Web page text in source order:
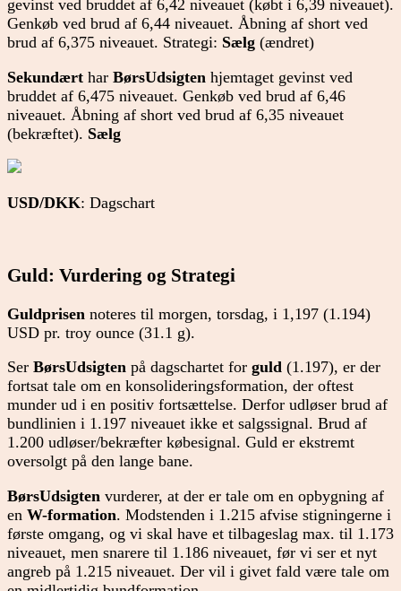
gevinst ved bruddet af 6,42 niveauet (købt i 6,39 niveauet).
Genkøb ved brud af 6,44 niveauet. Åbning af short ved
brud af 6,375 niveauet. Strategi: Sælg (ændret)
Sekundært har BørsUdsigten hjemtaget gevinst ved
bruddet af 6,475 niveauet. Genkøb ved brud af 6,46
niveauet. Åbning af short ved brud af 6,35 niveauet
(bekræftet). Sælg
USD/DKK: Dagschart
Guld: Vurdering og Strategi
Guldprisen noteres til morgen, torsdag, i 1,197 (1.194)
USD pr. troy ounce (31.1 g).
Ser BørsUdsigten på dagschartet for guld (1.197), er der
fortsat tale om en konsolideringsformation, der oftest
munder ud i en positiv fortsættelse. Derfor udløser brud af
bundlinien i 1.197 niveauet ikke et salgssignal. Brud af
1.200 udløser/bekræfter købesignal. Guld er ekstremt
oversolgt på den lange bane.
BørsUdsigten vurderer, at der er tale om en opbygning af
en W-formation. Modstenden i 1.215 afvise stigningerne i
første omgang, og vi skal have et tilbageslag max. til 1.173
niveauet, men snarere til 1.186 niveauet, før vi ser et nyt
angreb på 1.215 niveauet. Der vil i givet fald være tale om